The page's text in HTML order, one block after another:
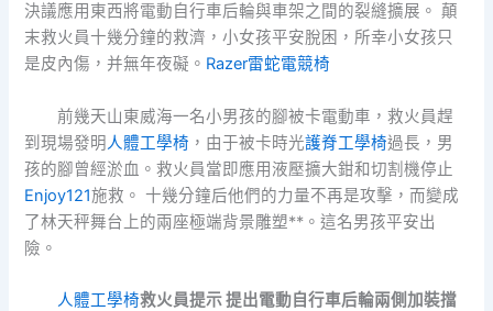
決議應用東西將電動自行車后輪與車架之間的裂縫擴展。 顛
末救火員十幾分鐘的救濟，小女孩平安脫困，所幸小女孩只
是皮內傷，并無年夜礙。 Razer雷蛇電競椅
前幾天山東威海一名小男孩的腳被卡電動車，救火員趕
到現場發明 人體工學椅 ，由于被卡時光護脊工學椅過長，男
孩的腳曾經淤血。救火員當即應用液壓擴大鉗和切割機停止
Enjoy121施救。 十幾分鐘后他們的力量不再是攻擊，而變成
了林天秤舞台上的兩座極端背景雕塑**。這名男孩平安出
險。
人體工學椅救火員提示 提出電動自行車后輪兩側加裝擋